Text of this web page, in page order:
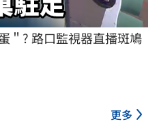
＂? 路口監視器直播斑鳩
更多